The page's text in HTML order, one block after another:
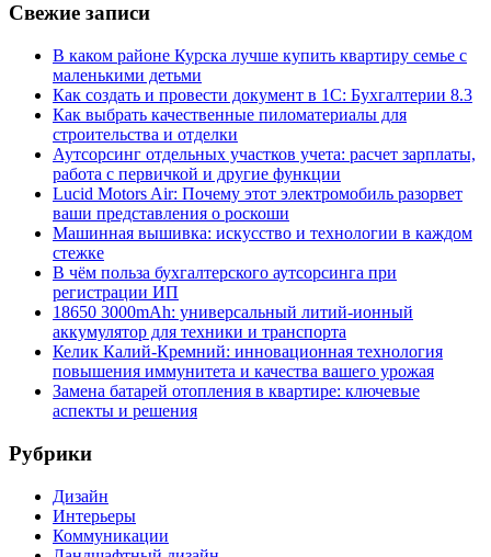
Свежие записи
В каком районе Курска лучше купить квартиру семье с
маленькими детьми
Как создать и провести документ в 1С: Бухгалтерии 8.3
Как выбрать качественные пиломатериалы для
строительства и отделки
Аутсорсинг отдельных участков учета: расчет зарплаты,
работа с первичкой и другие функции
Lucid Motors Air: Почему этот электромобиль разорвет
ваши представления о роскоши
Машинная вышивка: искусство и технологии в каждом
стежке
В чём польза бухгалтерского аутсорсинга при
регистрации ИП
18650 3000mAh: универсальный литий-ионный
аккумулятор для техники и транспорта
Келик Калий-Кремний: инновационная технология
повышения иммунитета и качества вашего урожая
Замена батарей отопления в квартире: ключевые
аспекты и решения
Рубрики
Дизайн
Интерьеры
Коммуникации